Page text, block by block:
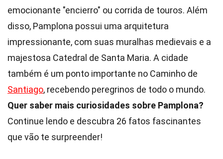
emocionante "encierro" ou corrida de touros. Além
disso, Pamplona possui uma arquitetura
impressionante, com suas muralhas medievais e a
majestosa Catedral de Santa Maria. A cidade
também é um ponto importante no Caminho de
Santiago, recebendo peregrinos de todo o mundo.
Quer saber mais curiosidades sobre Pamplona?
Continue lendo e descubra 26 fatos fascinantes
que vão te surpreender!